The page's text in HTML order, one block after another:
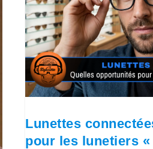
Lunettes
pour les lunetiers